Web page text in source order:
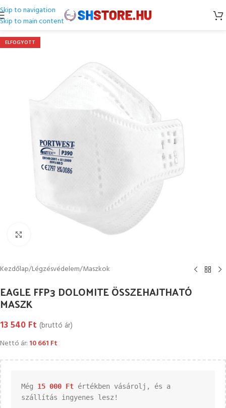
Skip to navigation
Skip to main content
ELFOGYOTT
Kattintson a nagyításhoz
Kezdőlap/Légzésvédelem/Maszkok
EAGLE FFP3 DOLOMITE ÖSSZEHAJTHATÓ
MASZK
13 540 Ft (bruttó ár)
Nettó ár: 10 661 Ft
Még 15 000 Ft értékben vásárolj, és a
szállítás ingyenes lesz!